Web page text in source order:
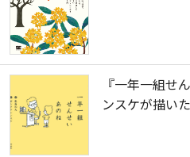
『一年一組せ
ンスケが描い